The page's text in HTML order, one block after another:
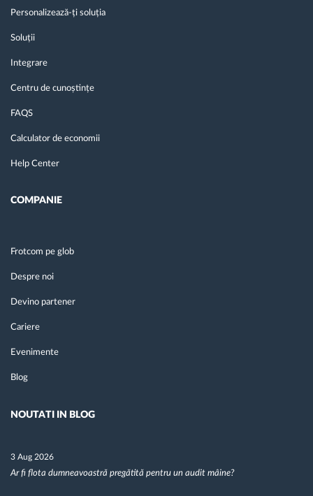
Personalizează-ți soluția
Soluții
Integrare
Centru de cunoștințe
FAQS
Calculator de economii
Help Center
COMPANIE
Frotcom pe glob
Despre noi
Devino partener
Cariere
Evenimente
Blog
NOUTATI IN BLOG
3 Aug 2026
Ar fi flota dumneavoastră pregătită pentru un audit mâine?